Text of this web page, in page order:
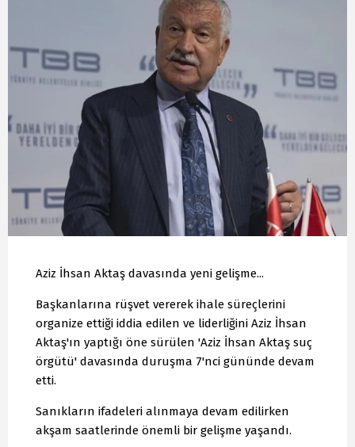
Aziz İhsan Aktaş davasında yeni gelişme...
Başkanlarına rüşvet vererek ihale süreçlerini
organize ettiği iddia edilen ve liderliğini Aziz İhsan
Aktaş'ın yaptığı öne sürülen 'Aziz İhsan Aktaş suç
örgütü' davasında duruşma 7'nci gününde devam
etti.
Sanıkların ifadeleri alınmaya devam edilirken
akşam saatlerinde önemli bir gelişme yaşandı.